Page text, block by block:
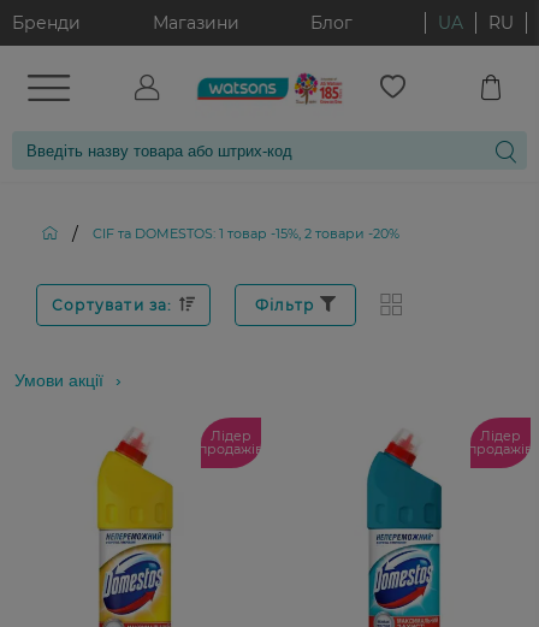
Бренди Магазини Блог UA RU
/ CIF та DOMESTOS: 1 товар -15%, 2 товари -20%
Сортувати за: Фільтр
Умови акції
Лідер
продажів
Лідер
продажів